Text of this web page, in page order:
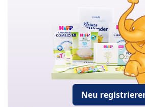
Neu